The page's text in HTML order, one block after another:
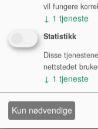
*EXPLORING
vil fungere
↓ 1 tjeneste
Statistikk
Disse
nettstedet
↓ 1 tjeneste
Kun nødvendige